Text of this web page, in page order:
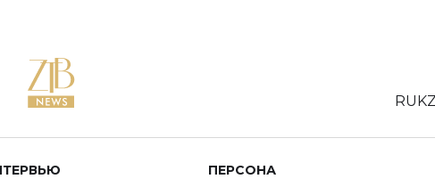
RUKZ
ПЕРСОНА